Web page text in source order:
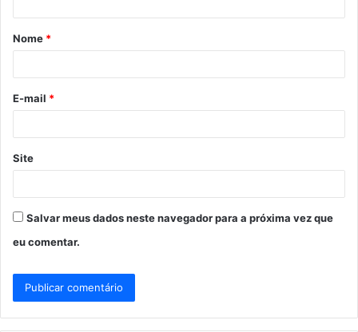
á
r
*
Nome *
E-mail *
Site
Salvar meus dados neste navegador para a próxima vez que
eu comentar.